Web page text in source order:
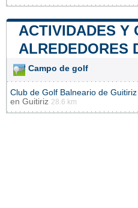
ACTIVIDADES Y
ALREDEDORES
Campo de golf
Club de Golf Balneario de Guitiriz
en Guitiriz 28.6 km